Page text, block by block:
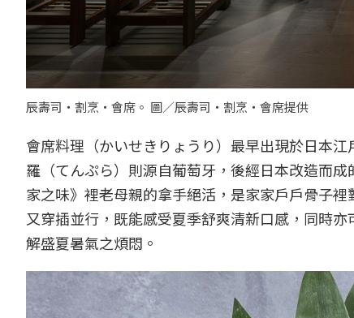
辰壽司‧割烹‧會席。 圖／辰壽司‧割烹‧會席提供
會席料理（かいせきりょうり）最早出現於日本
羅（てんぷら）則源自葡萄牙，後經日本改造而
家之味》裡老母親的拿手絕活，是家家戶戶骨子
又穿插並行，既能感受夏季舒爽清新口感，同時
解盛夏暑氣之煩悶。